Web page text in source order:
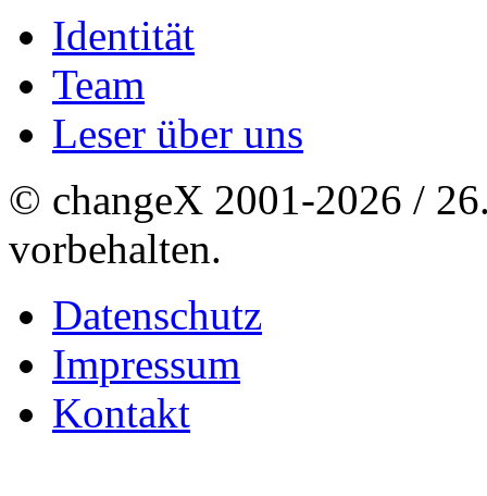
Identität
Team
Leser über uns
© changeX 2001-2026 /
vorbehalten.
Datenschutz
Impressum
Kontakt